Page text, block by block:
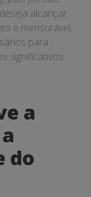
alcançar,
e mensurável,
para
significativos.
a
do